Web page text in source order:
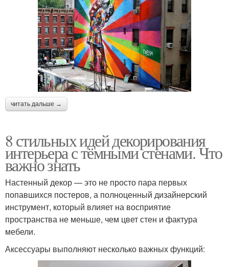
читать дальше →
8 стильных идей декорирования
интерьера с тёмными стенами. Что
важно знать
Настенный декор — это не просто пара первых
попавшихся постеров, а полноценный дизайнерский
инструмент, который влияет на восприятие
пространства не меньше, чем цвет стен и фактура
мебели.
Аксессуары выполняют несколько важных функций: